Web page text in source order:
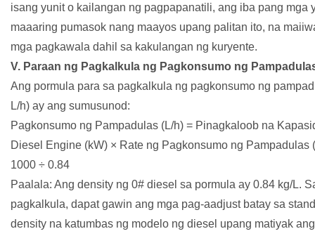
isang yunit o kailangan ng pagpapanatili, ang iba pang mga
maaaring pumasok nang maayos upang palitan ito, na
mga pagkawala dahil sa kakulangan ng kuryente.
V. Paraan ng Pagkalkula ng Pagkonsumo ng
Ang pormula para sa pagkalkula ng pagkonsumo ng
L/h) ay ang sumusunod:
Pagkonsumo ng Pampadulas (L/h) = Pinagkaloob na
Diesel Engine (kW) × Rate ng Pagkonsumo ng Pampadulas
1000 ÷ 0.84
Paalala: Ang density ng 0# diesel sa pormula ay 0.84 kg/L.
pagkalkula, dapat gawin ang mga pag-aadjust batay sa
density na katumbas ng modelo ng diesel upang matiyak